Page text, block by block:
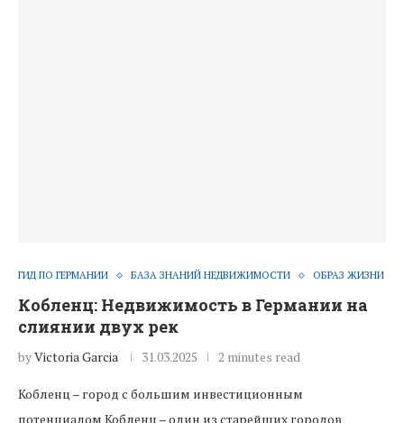
ГИД ПО ГЕРМАНИИ БАЗА ЗНАНИЙ НЕДВИЖИМОСТИ ОБРАЗ ЖИЗНИ
Кобленц: Недвижимость в Германии на
слиянии двух рек
byVictoria Garcia 31.03.2025 2 minutes read
Кобленц – город с большим инвестиционным
потенциалом Кобленц – один из старейших городов